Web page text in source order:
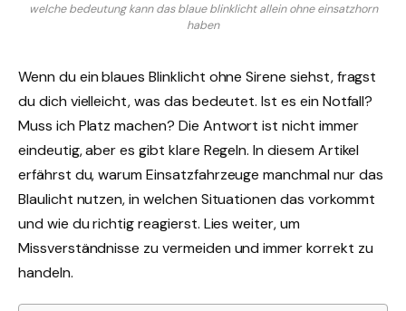
welche bedeutung kann das blaue blinklicht allein ohne einsatzhorn
haben
Wenn du ein blaues Blinklicht ohne Sirene siehst, fragst
du dich vielleicht, was das bedeutet. Ist es ein Notfall?
Muss ich Platz machen? Die Antwort ist nicht immer
eindeutig, aber es gibt klare Regeln. In diesem Artikel
erfährst du, warum Einsatzfahrzeuge manchmal nur das
Blaulicht nutzen, in welchen Situationen das vorkommt
und wie du richtig reagierst. Lies weiter, um
Missverständnisse zu vermeiden und immer korrekt zu
handeln.